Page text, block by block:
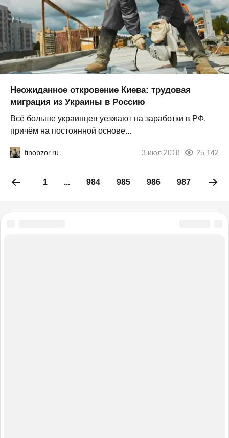
Неожиданное откровение Киева: трудовая
миграция из Украины в Россию
Всё больше украинцев уезжают на заработки в РФ,
причём на постоянной основе...
finobzor.ru 3 июл 2018 25 142
1 ... 984 985 986 987 988